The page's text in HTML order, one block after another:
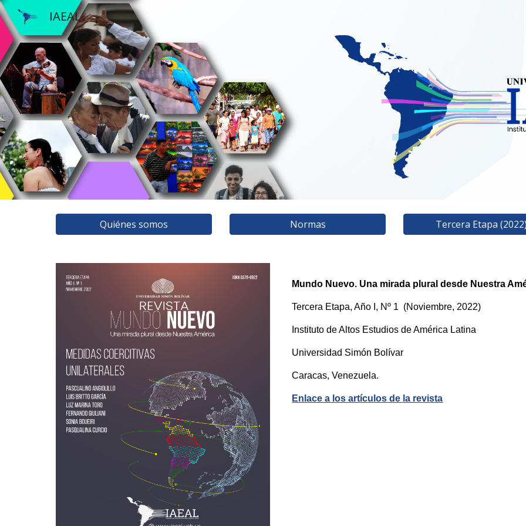
IAEAL
Quiénes somos Normas Tercera Etapa
Mundo Nuevo. Una mirada plural desde Nuestra
Tercera Etapa,Año I, Nº 1 (Noviembre, 2022)
Instituto de Altos Estudios de América Latina
Universidad Simón Bolívar
Caracas, Venezuela.
Enlace a los artículos de la revista